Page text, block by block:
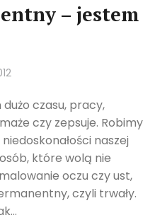
– jestem
czasu, pracy,
czy zepsuje. Robimy
naszej
które wolą nie
oczu czy ust,
czyli trwały.